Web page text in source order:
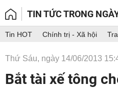
TIN TỨC TRONG
Tin HOT Chính trị - Xã hội
Thứ Sáu, ngày 14/06/2013
Bắt tài xế tông